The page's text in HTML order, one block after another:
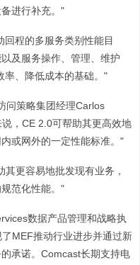
进行补充。"
程的多服务类别性能目
及服务操作、管理、维护
率、降低成本的基础。"
问策略集团经理Carlos
，CE 2.0可帮助其更高效地
或网外的一定性能标准。"
更容易地批发现有业务，
范化性能。"
数据产品管理和战略执
MEF推动行业进步并通过新
承诺。Comcast长期支持电